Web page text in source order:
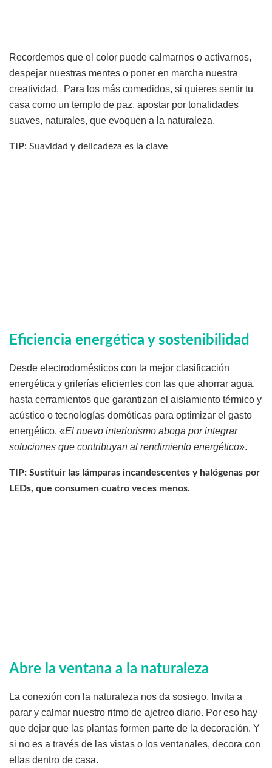
Recordemos que el color puede calmarnos o activarnos,
despejar nuestras mentes o poner en marcha nuestra
creatividad. Para los más comedidos, si quieres sentir tu
casa como un templo de paz, apostar por tonalidades
suaves, naturales, que evoquen a la naturaleza.
TIP: Suavidad y delicadeza es la clave
Eficiencia energética y sostenibilidad
Desde electrodomésticos con la mejor clasificación
energética y griferías eficientes con las que ahorrar agua,
hasta cerramientos que garantizan el aislamiento térmico y
acústico o tecnologías domóticas para optimizar el gasto
energético. «El nuevo interiorismo aboga por integrar
soluciones que contribuyan al rendimiento energético».
TIP: Sustituir las lámparas incandescentes y halógenas por
LEDs, que consumen cuatro veces menos.
Abre la ventana a la naturaleza
La conexión con la naturaleza nos da sosiego. Invita a
parar y calmar nuestro ritmo de ajetreo diario. Por eso hay
que dejar que las plantas formen parte de la decoración. Y
si no es a través de las vistas o los ventanales, decora con
ellas dentro de casa.